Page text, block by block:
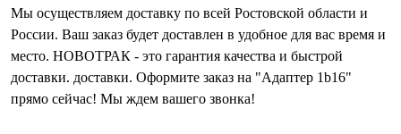
Мы осуществляем доставку по всей Ростовской области и
России. Ваш заказ будет доставлен в удобное для вас время и
место. НОВОТРАК - это гарантия качества и быстрой
доставки. доставки. Оформите заказ на "Адаптер 1b16"
прямо сейчас! Мы ждем вашего звонка!